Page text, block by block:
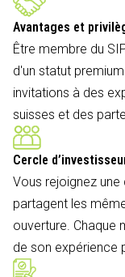
Avantages et
Être membre du
d'un statut
invitations à des
suisses et des
Cercle
Vous rejoignez
partagent les
ouverture. Chaque
de son expérience